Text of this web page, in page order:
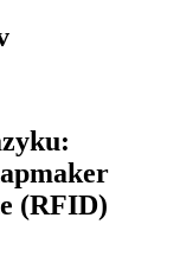
(RFID)